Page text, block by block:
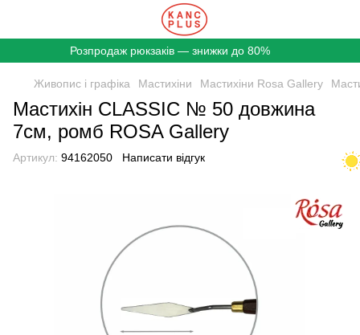
Розпродаж рюкзаків — знижки до 80%
Живопис і графіка Мастихіни Мастихіни Rosa Gallery
Мастихін CLASSIC № 50 довжина
7см, ромб ROSA Gallery
Артикул: 94162050 Написати відгук